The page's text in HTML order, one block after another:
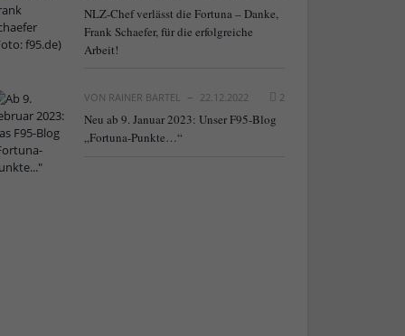
NLZ-Chef verlässt die Fortuna – Danke,
Frank Schaefer, für die erfolgreiche
Arbeit!
VON RAINER BARTEL 22.12.2022 2
Neu ab 9. Januar 2023: Unser F95-Blog
„Fortuna-Punkte…“